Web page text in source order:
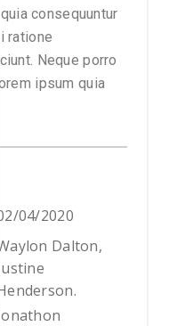
consequuntur
ratione
Neque porro
ipsum quia
04/2020
Dalton,